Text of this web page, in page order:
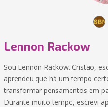
Lennon Rackow
Sou Lennon Rackow. Cristão,
aprendeu que há um tempo
transformar pensamentos em
Durante muito tempo, escrevi